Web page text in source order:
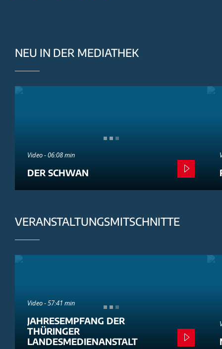
NEU IN DER MEDIATHEK
Video - 06:08 min
DER SCHWAN
VERANSTALTUNGSMITSCHNITTE
Video - 57:41 min
JAHRESEMPFANG DER
THÜRINGER
LANDESMEDIENANSTALT